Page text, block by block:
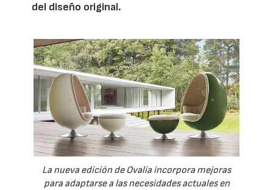
del diseño original.
La nueva edición de Ovalia incorpora mejoras
para adaptarse a las necesidades actuales en